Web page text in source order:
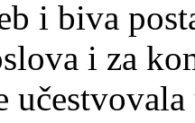
i biva
i za